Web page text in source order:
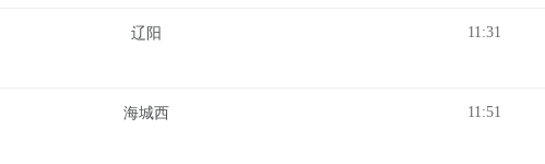
辽阳 11:31
海城西 11:51